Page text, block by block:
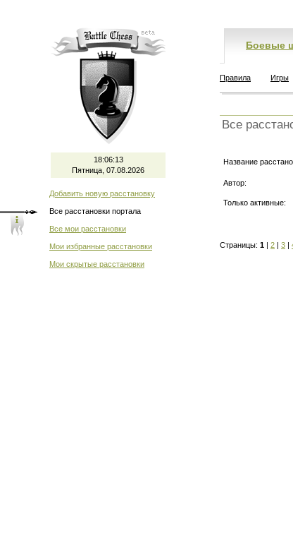
18:06:13
Пятница, 07.08.2026
Добавить новую расстановку
Все расстановки портала
Все мои расстановки
Мои избранные расстановки
Мои скрытые расстановки
Боевые
Правила Игры
Все
Название
Автор:
Только активные:
Страницы: 1 | 2 | 3 |